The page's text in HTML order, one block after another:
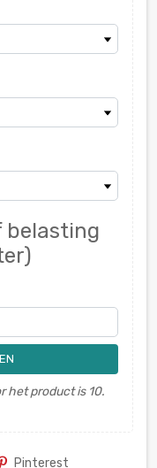
belasting
het product is 10.
Pinterest